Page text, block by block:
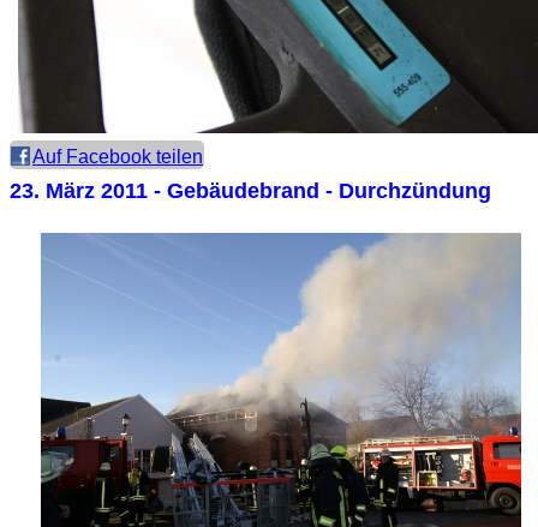
Auf Facebook teilen
23. März 2011 - Gebäudebrand - Durchzündung